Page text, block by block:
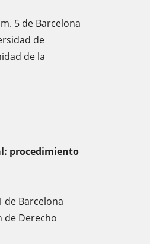
5 de Barcelona
de
de la
procedimiento
de Barcelona
de Derecho